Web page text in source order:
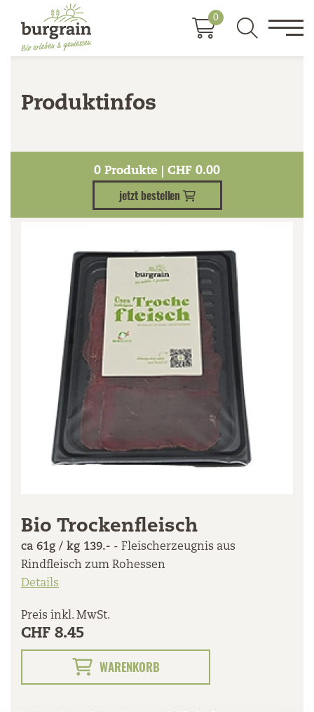
0
0 Produkte | CHF 0.00
jetzt bestellen
Produktinfos
Kategorien
Bio Trockenfleisch
ca 61g / kg 139.- - Fleischerzeugnis aus
Rindfleisch zum Rohessen
Details
Preis inkl. MwSt.
CHF 8.45
WARENKORB